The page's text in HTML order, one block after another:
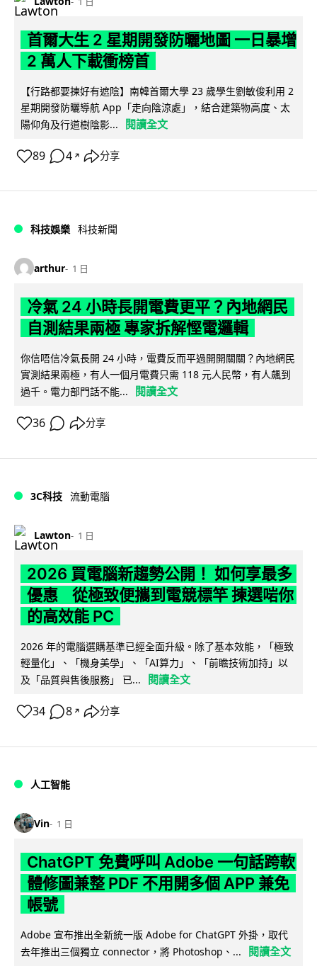
首爾大生 2 星期開發防曬地圖 一日暴增
2 萬人下載衝榜首
【行路都要揀好有遮陰】南韓首爾大學 23 歲學生劉敏俊利用 2
星期開發防曬導航 App「走向陰涼處」，結合建築物高度、太
陽仰角及行道樹陰影...
閱讀全文
89 4 ↗ 分享
科技娛樂 科技新聞
arthur 1 日
冷氣 24 小時長開電費更平？內地網民
自測結果兩極 專家拆解慳電邏輯
你信唔信冷氣長開 24 小時，電費反而平過開開關關？內地網民
實測結果兩極，有人一個月電費只需 118 元人民幣，有人飆到
過千。電力部門話不能...
閱讀全文
36 分享
3C科技 流動電腦
Lawton 1 日
2026 買電腦新趨勢公開！ 如何享最多
優惠 從極致便攜到電競標竿 揀選啱你
的高效能 PC
2026 年的電腦選購基準已經全面升級。除了基本效能，「極致
輕量化」、「機身美學」、「AI算力」、「前瞻技術加持」以
及「品質與售後服務」 已...
閱讀全文
34 8 ↗ 分享
人工智能
Vin 1 日
ChatGPT 免費呼叫 Adobe 一句話跨軟
體修圖兼整 PDF 不用開多個 APP 兼免
帳號
Adobe 宣布推出全新統一版 Adobe for ChatGPT 外掛，取代
去年推出三個獨立 connector，將 Photoshop、...
閱讀全文